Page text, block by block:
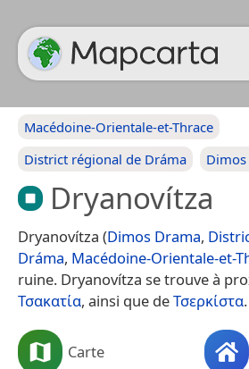
Macédoine-Orientale-et-Thrace
District régional de Dráma
Dryanovítza
Dryanovítza (Dimos Drama,
Dráma, Macédoine-Orientale-et-
ruine. Dryanovítza se trouve à
Τσακατία, ainsi que deΤσερκίστα.
Carte